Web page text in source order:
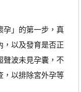
」的第一步，真
，以及發育是否正
聲波未見孕囊，不
，以排除宮外孕等